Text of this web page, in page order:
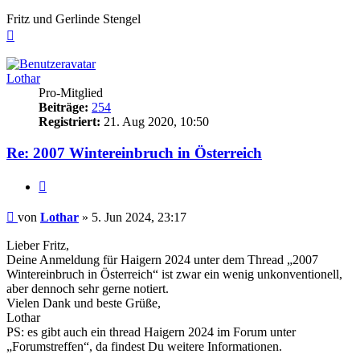
Fritz und Gerlinde Stengel
Lothar
Pro-Mitglied
Beiträge: 254
Registriert: 21. Aug 2020, 10:50
Re: 2007 Wintereinbruch in Österreich
Beitrag
von Lothar » 5. Jun 2024, 23:17
Lieber Fritz,
Deine Anmeldung für Haigern 2024 unter dem Thread „2007
Wintereinbruch in Österreich“ ist zwar ein wenig unkonventionell,
aber dennoch sehr gerne notiert.
Vielen Dank und beste Grüße,
Lothar
PS: es gibt auch ein thread Haigern 2024 im Forum unter
„Forumstreffen“, da findest Du weitere Informationen.